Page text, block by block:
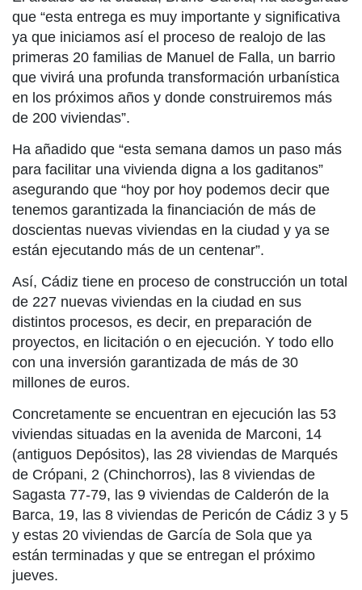
que “esta entrega es muy importante y significativa
ya que iniciamos así el proceso de realojo de las
primeras 20 familias de Manuel de Falla, un barrio
que vivirá una profunda transformación urbanística
en los próximos años y donde construiremos más
de 200 viviendas”.
Ha añadido que “esta semana damos un paso más
para facilitar una vivienda digna a los gaditanos”
asegurando que “hoy por hoy podemos decir que
tenemos garantizada la financiación de más de
doscientas nuevas viviendas en la ciudad y ya se
están ejecutando más de un centenar”.
Así, Cádiz tiene en proceso de construcción un total
de 227 nuevas viviendas en la ciudad en sus
distintos procesos, es decir, en preparación de
proyectos, en licitación o en ejecución. Y todo ello
con una inversión garantizada de más de 30
millones de euros.
Concretamente se encuentran en ejecución las 53
viviendas situadas en la avenida de Marconi, 14
(antiguos Depósitos), las 28 viviendas de Marqués
de Crópani, 2 (Chinchorros), las 8 viviendas de
Sagasta 77-79, las 9 viviendas de Calderón de la
Barca, 19, las 8 viviendas de Pericón de Cádiz 3 y 5
y estas 20 viviendas de García de Sola que ya
están terminadas y que se entregan el próximo
jueves.